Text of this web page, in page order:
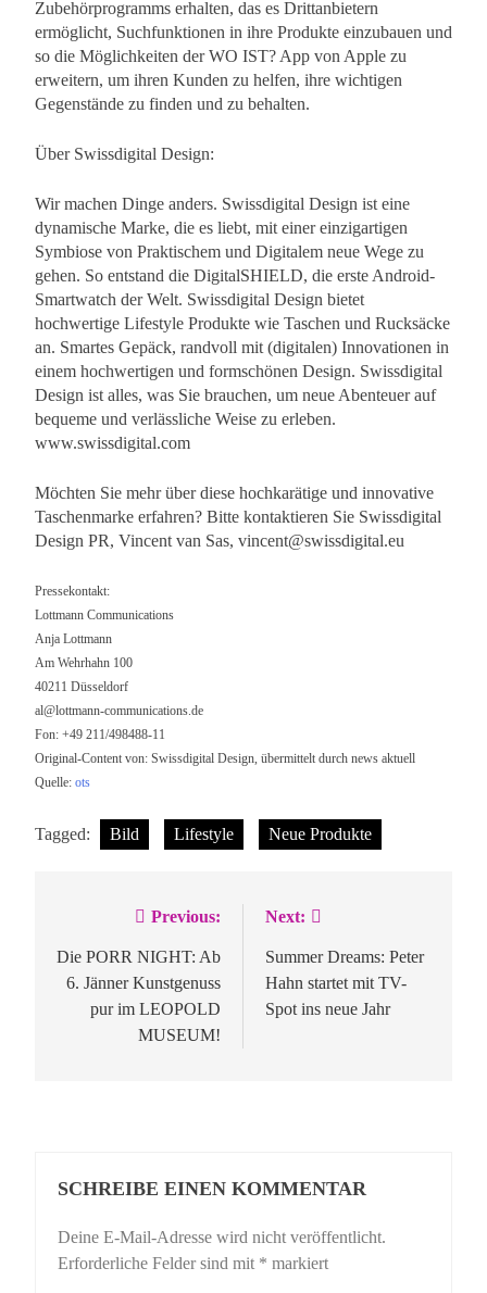
Zubehörprogramms erhalten, das es Drittanbietern
ermöglicht, Suchfunktionen in ihre Produkte einzubauen und
so die Möglichkeiten der WO IST? App von Apple zu
erweitern, um ihren Kunden zu helfen, ihre wichtigen
Gegenstände zu finden und zu behalten.
Über Swissdigital Design:
Wir machen Dinge anders. Swissdigital Design ist eine
dynamische Marke, die es liebt, mit einer einzigartigen
Symbiose von Praktischem und Digitalem neue Wege zu
gehen. So entstand die DigitalSHIELD, die erste Android-
Smartwatch der Welt. Swissdigital Design bietet
hochwertige Lifestyle Produkte wie Taschen und Rucksäcke
an. Smartes Gepäck, randvoll mit (digitalen) Innovationen in
einem hochwertigen und formschönen Design. Swissdigital
Design ist alles, was Sie brauchen, um neue Abenteuer auf
bequeme und verlässliche Weise zu erleben.
www.swissdigital.com
Möchten Sie mehr über diese hochkarätige und innovative
Taschenmarke erfahren? Bitte kontaktieren Sie Swissdigital
Design PR, Vincent van Sas, vincent@swissdigital.eu
Pressekontakt:
Lottmann Communications
Anja Lottmann
Am Wehrhahn 100
40211 Düsseldorf
al@lottmann-communications.de
Fon: +49 211/498488-11
Original-Content von: Swissdigital Design, übermittelt durch news aktuell
Quelle: ots
Tagged: Bild Lifestyle Neue Produkte
Beitragsnavigation
Previous:
Die PORR NIGHT: Ab
6. Jänner Kunstgenuss
pur im LEOPOLD
MUSEUM!
Next:
Summer Dreams: Peter
Hahn startet mit TV-
Spot ins neue Jahr
SCHREIBE EINEN KOMMENTAR
Deine E-Mail-Adresse wird nicht veröffentlicht.
Erforderliche Felder sind mit * markiert